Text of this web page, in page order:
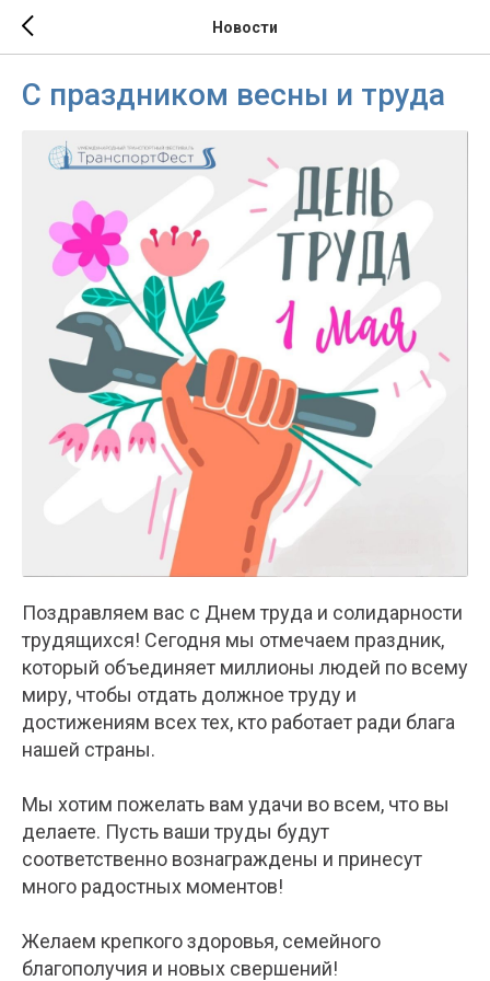
Новости
С праздником весны и труда
Поздравляем вас с Днем труда и солидарности
трудящихся! Сегодня мы отмечаем праздник,
который объединяет миллионы людей по всему
миру, чтобы отдать должное труду и
достижениям всех тех, кто работает ради блага
нашей страны.
Мы хотим пожелать вам удачи во всем, что вы
делаете. Пусть ваши труды будут
соответственно вознаграждены и принесут
много радостных моментов!
Желаем крепкого здоровья, семейного
благополучия и новых свершений!